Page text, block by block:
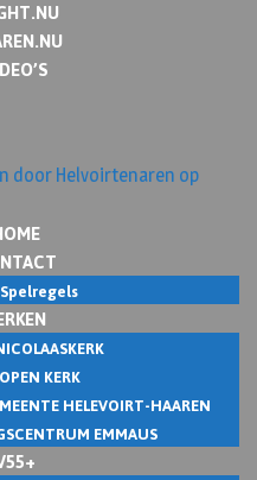
Spelregels
OPEN KERK
HELEVOIRT-HAAREN
EMMAUS